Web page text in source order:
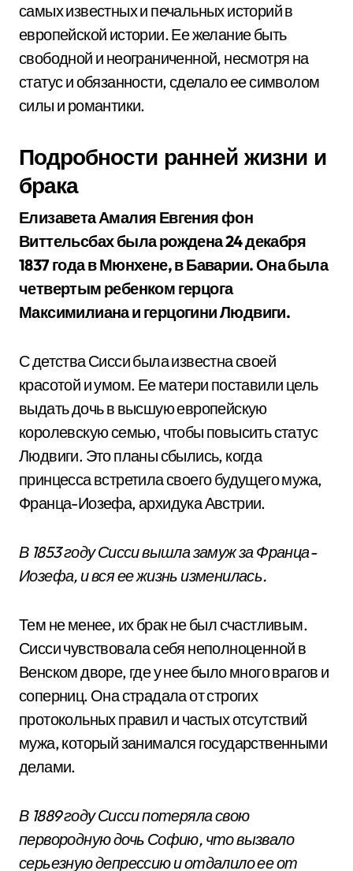
самых известных и печальных историй в
европейской истории. Ее желание быть
свободной и неограниченной, несмотря на
статус и обязанности, сделало ее символом
силы и романтики.
Подробности ранней жизни и
брака
Елизавета Амалия Евгения фон
Виттельсбах была рождена 24 декабря
1837 года в Мюнхене, в Баварии. Она была
четвертым ребенком герцога
Максимилиана и герцогини Людвиги.
С детства Сисси была известна своей
красотой и умом. Ее матери поставили цель
выдать дочь в высшую европейскую
королевскую семью, чтобы повысить статус
Людвиги. Это планы сбылись, когда
принцесса встретила своего будущего мужа,
Франца-Иозефа, архидука Австрии.
В 1853 году Сисси вышла замуж за Франца-
Иозефа, и вся ее жизнь изменилась.
Тем не менее, их брак не был счастливым.
Сисси чувствовала себя неполноценной в
Венском дворе, где у нее было много врагов и
соперниц. Она страдала от строгих
протокольных правил и частых отсутствий
мужа, который занимался государственными
делами.
В 1889 году Сисси потеряла свою
первородную дочь Софию, что вызвало
серьезную депрессию и отдалило ее от